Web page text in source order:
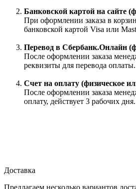
Банковской картой на сайте
При оформлении заказа в
банковской картой Visa или
Перевод в Сбербанк.Онлайн
После оформлении заказа
реквизиты для перевода оплаты.
Счет на оплату (физическое
После оформлении заказа
оплату, действует 3 рабочих дня.
Доставка
Предлагаем несколько вариантов